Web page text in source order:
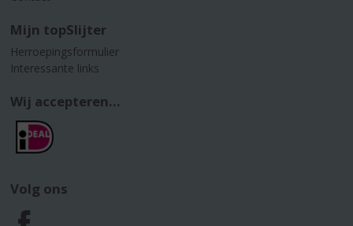
Mijn topSlijter
Herroepingsformulier
Interessante links
Wij accepteren...
Volg ons